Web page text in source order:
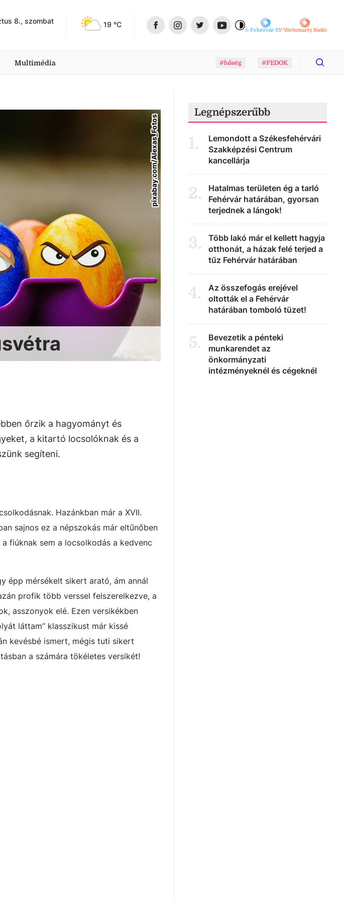
8., szombat 19 °C
Fehérvár-TVVörösmarty Rádió
Multimédia #hőség #FEDOK
pixabay.com/Alexas_Fotos
őrzik a hagyományt és
a kitartó locsolóknak és a
segíteni.
Hazánkban már a XVII.
sajnos ez a népszokás már eltűnőben
fiúknak sem a locsolkodás a kedvenc
épp mérsékelt sikert arató, ám annál
profik több verssel felszerelkezve, a
asszonyok elé. Ezen versikékben
láttam” klasszikust már kissé
kevésbé ismert, mégis tuti sikert
a számára tökéletes versikét!
Legnépszerűbb
1.
Lemondott a Székesfehérvári
Szakképzési Centrum
kancellárja
2.
Hatalmas területen ég a tarló
Fehérvár határában, gyorsan
terjednek a lángok!
3.
Több lakó már el kellett hagyja
otthonát, a házak felé terjed a
tűz Fehérvár határában
4.
Az összefogás erejével
oltották el a Fehérvár
határában tomboló tüzet!
5.
Bevezetik a pénteki
munkarendet az
önkormányzati
intézményeknél és cégeknél